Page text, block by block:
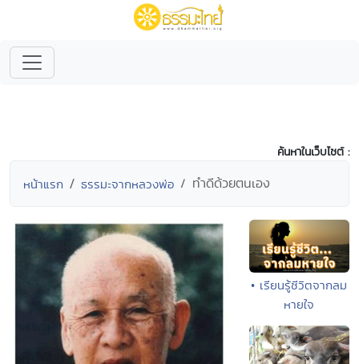
ค้นหาในเว็บไซต์ :
หน้าแรก ธรรมะจากหลวงพ่อ ทำดีด้วยตนเอง
• เรียนรู้ชีวิตจากลม
หายใจ